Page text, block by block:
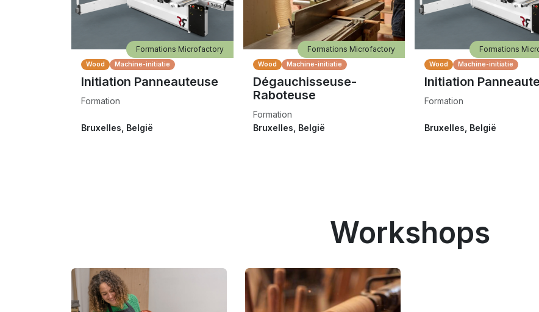
Wood Machine-initiatie
Initiation Panneauteuse
Formation
Formations Microfactory
Bruxelles België
Wood Machine-initiatie
Dégauchisseuse-
Raboteuse
Formation
Formations Microfactory
Bruxelles België
Wood Machine-initiatie
Initiation
Formation
Formations
Bruxelles België
Workshops